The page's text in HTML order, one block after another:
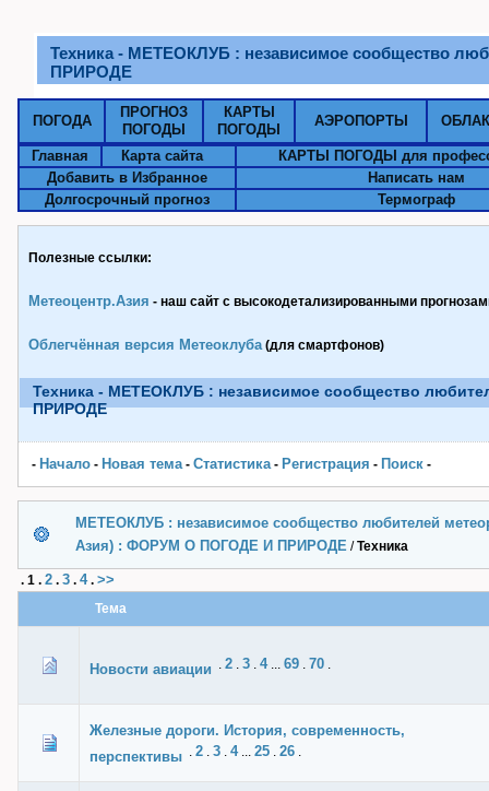
Техника - МЕТЕОКЛУБ : независимое сообщество
ПРИРОДЕ
ПОГОДА
ПРОГНОЗ
ПОГОДЫ
КАРТЫ
ПОГОДЫ
АЭРОПОРТЫ
Главная Карта сайта
КАРТЫ ПОГОДЫ для
Добавить в Избранное
Написать нам
Долгосрочный прогноз
Термограф
Полезные ссылки:
Метеоцентр.Азия - наш сайт с высокодетализированными
Облегчённая версия Метеоклуба(для смартфонов)
Техника - МЕТЕОКЛУБ : независимое сообщество
ПРИРОДЕ
- Начало - Новая тема- Статистика- Pегистрация - Поиск -
МЕТЕОКЛУБ : независимое сообщество любителей
Азия) : ФОРУМ О ПОГОДЕ И ПРИРОДЕ /Техника
. 1 . 2 . 3 . 4. >>
Тема
Новости авиации . 2 . 3 . 4... 69 . 70 .
Железные дороги. История, современность,
перспективы . 2 . 3 . 4... 25 . 26 .